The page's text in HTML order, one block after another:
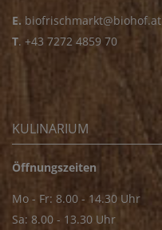
E. biofrischmarkt@biohof.at
T. +43 7272 4859 70
KULINARIUM
Öffnungszeiten
Mo - Fr: 8.00 - 14.30 Uhr
Sa: 8.00 - 13.30 Uhr